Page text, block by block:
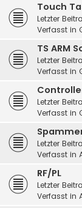
Touch
Letzter
Verfasst in
TS ARM
Letzter
Verfasst in
Letzter
Verfasst in
Letzter
Verfasst in
RF/PL
Letzter
Verfasst in